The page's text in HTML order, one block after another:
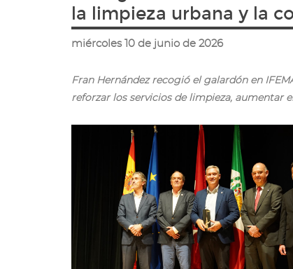
a
la
página
inicio
la limpieza urbana y la
miércoles 10 de junio de 2026
Fran Hernández recogió el galardón en
reforzar los servicios de limpieza, aumentar